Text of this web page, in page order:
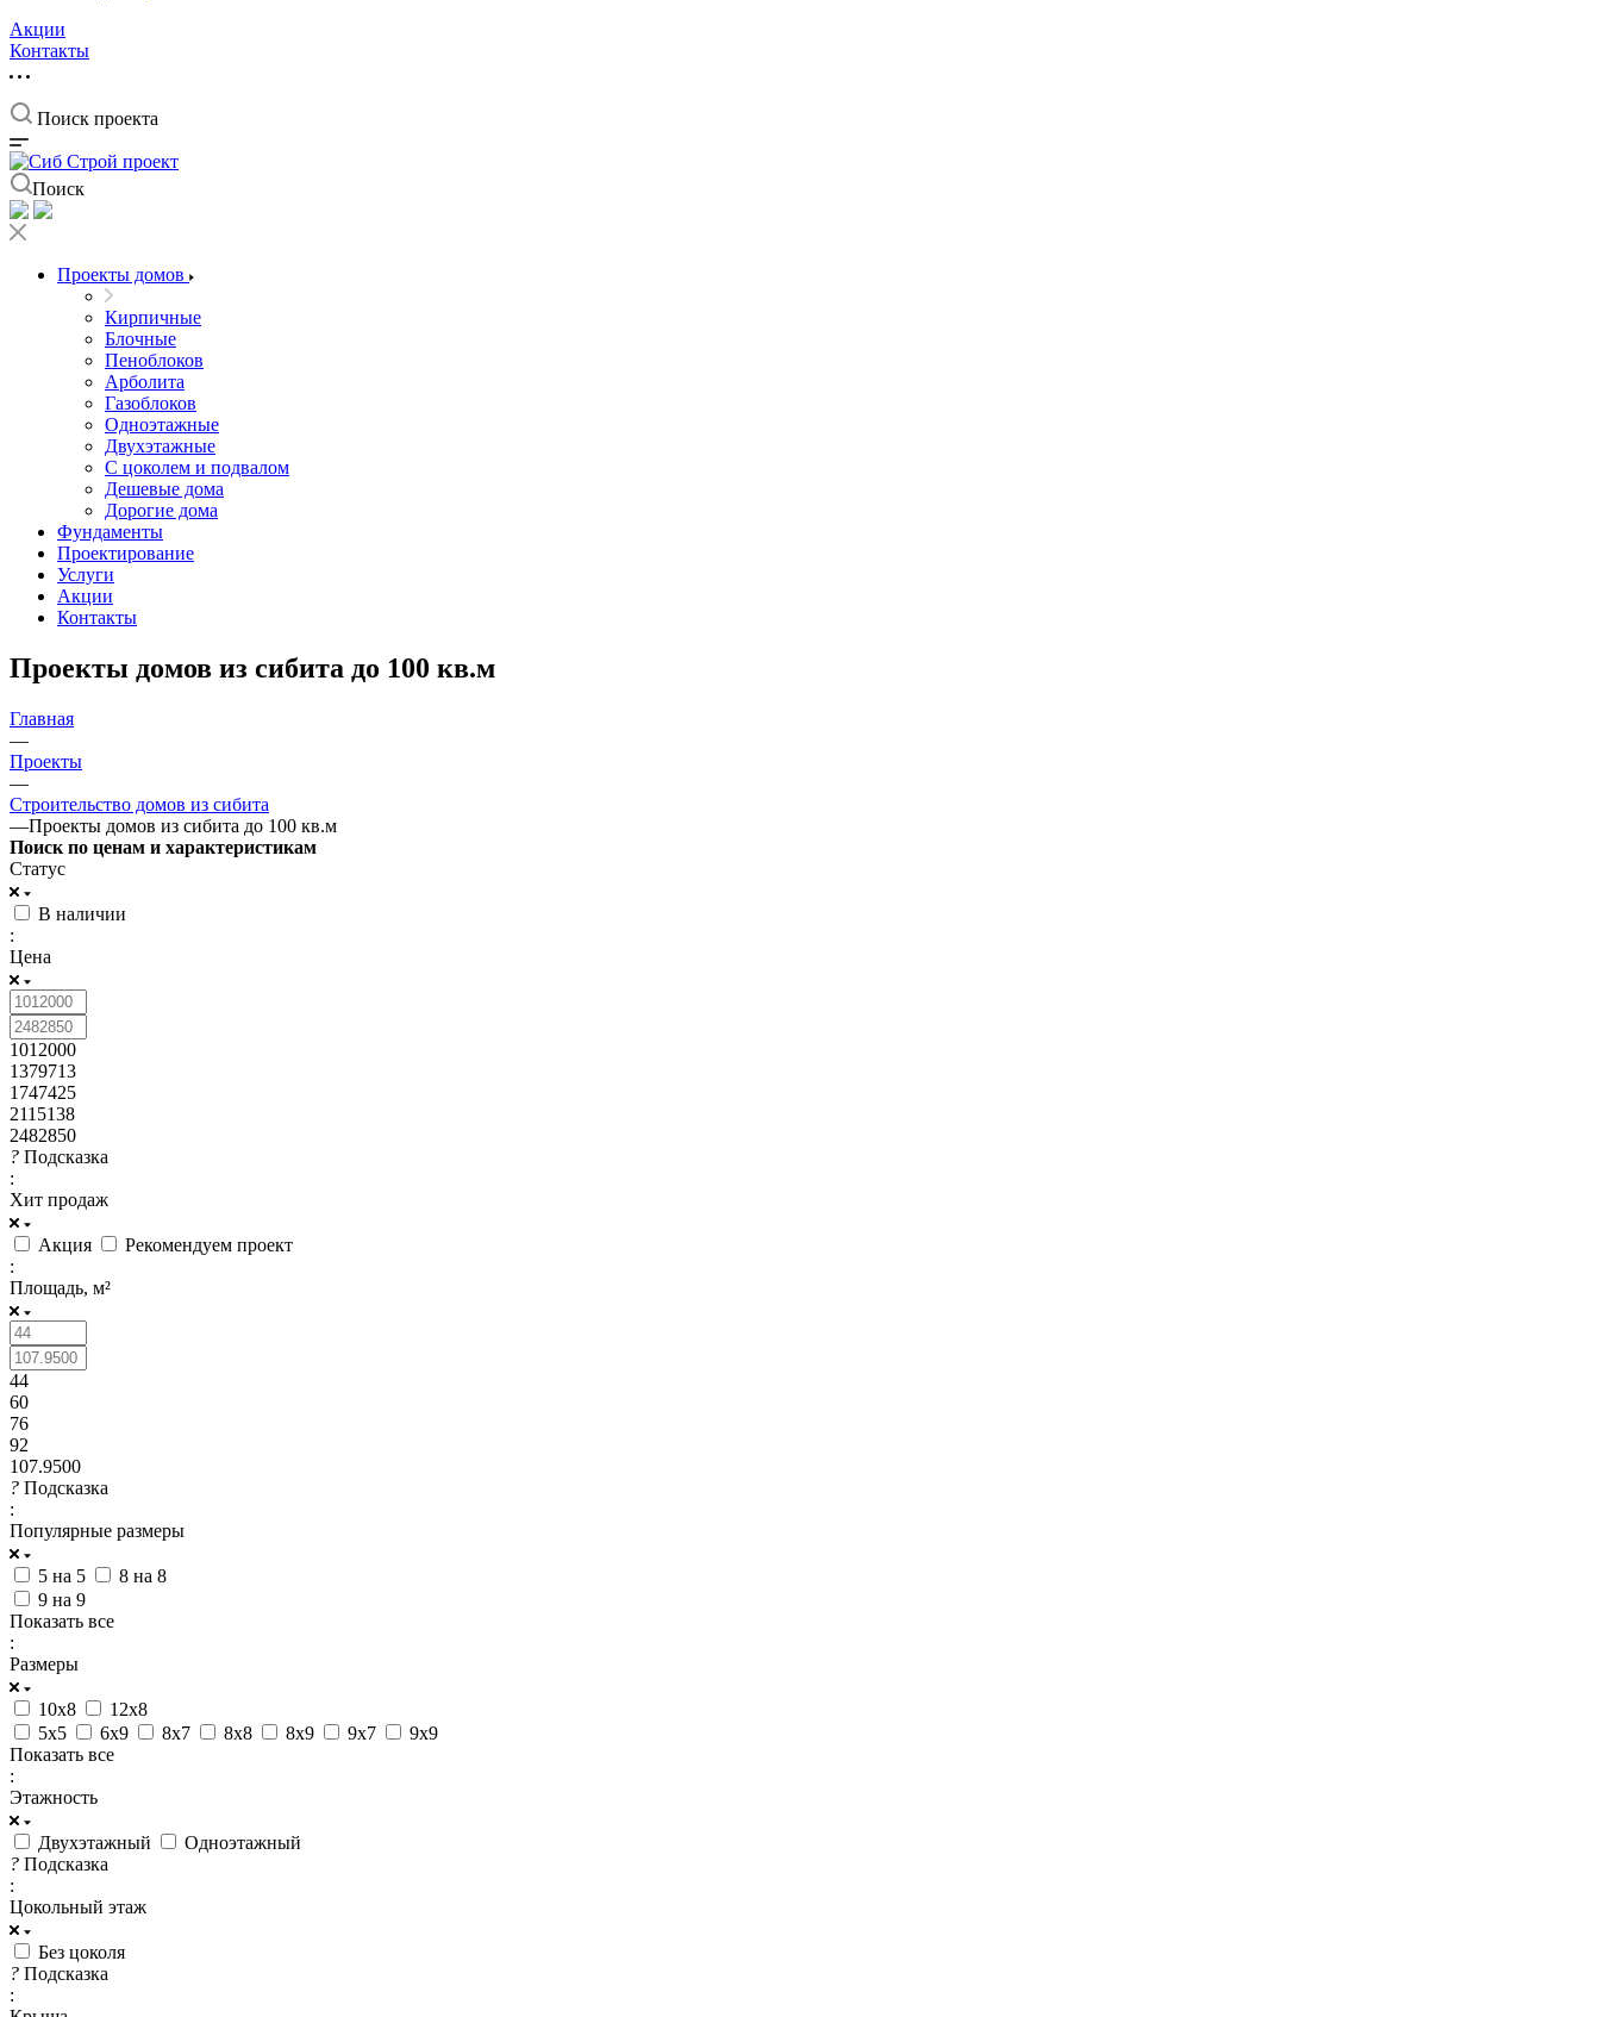
Акции
Контакты
Поиск проекта
Поиск
Проекты домов
Кирпичные
Блочные
Пеноблоков
Арболита
Газоблоков
Одноэтажные
Двухэтажные
С цоколем и подвалом
Дешевые дома
Дорогие дома
Фундаменты
Проектирование
Услуги
Акции
Контакты
Проекты домов из сибита до 100 кв.м
Главная
—
Проекты
—
Строительство домов из сибита
—Проекты домов из сибита до 100 кв.м
Поиск по ценам и характеристикам
Статус
В наличии
:
Цена
1012000
1379713
1747425
2115138
2482850
? Подсказка
:
Хит продаж
Акция
Рекомендуем проект
:
Площадь, м²
44
60
76
92
107.9500
? Подсказка
:
Популярные размеры
5 на 5
8 на 8
9 на 9
Показать все
:
Размеры
10x8
12x8
5x5
6x9 8x7 8x8 8x9 9x7
9x9
Показать все
:
Этажность
Двухэтажный
Одноэтажный
? Подсказка
:
Цокольный этаж
Без цоколя
? Подсказка
: